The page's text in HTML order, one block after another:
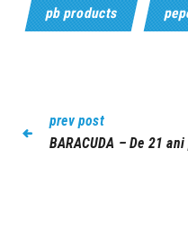
pb products
prev post
BARACUDA – De 21